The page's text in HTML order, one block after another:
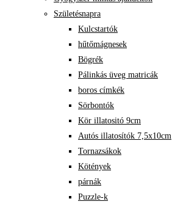
Születésnapra
Kulcstartók
hűtőmágnesek
Bögrék
Pálinkás üveg matricák
boros címkék
Sörbontók
Kör illatositó 9cm
Autós illatosítók 7,5x10cm
Tornazsákok
Kötények
párnák
Puzzle-k